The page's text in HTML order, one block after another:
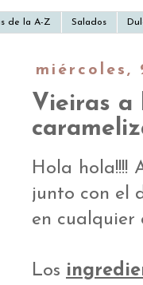
de la A-Z Salados
miércoles,
Vieiras a
Hola hola!!!!
junto con el
en cualquier
Los